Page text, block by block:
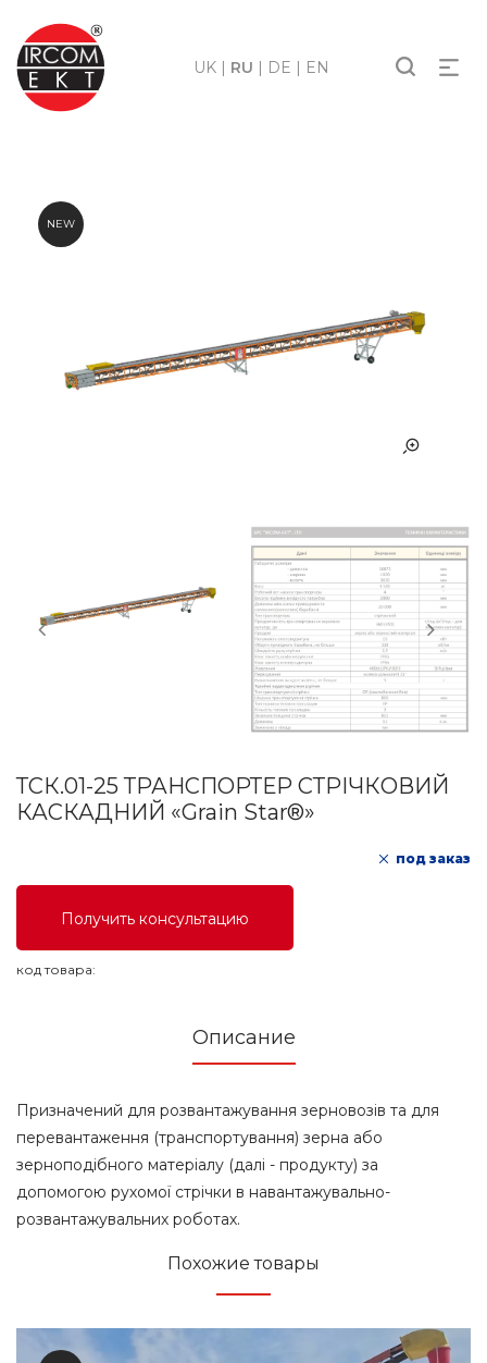
UK| RU | DE | EN
NEW
ТСК.01-25 ТРАНСПОРТЕР СТРІЧКОВИЙ
КАСКАДНИЙ «Grain Star®»
под заказ
Получить консультацию
код товара:
Описание
Призначений для розвантажування зерновозів та для
перевантаження (транспортування) зерна або
зерноподібного матеріалу (далі - продукту) за
допомогою рухомої стрічки в навантажувально-
розвантажувальних роботах.
Похожие товары